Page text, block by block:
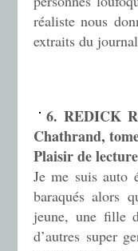
réaliste nous
extraits du
6. REDICK
Chathrand,
Plaisir de
Je me suis auto
baraqués alors
jeune, une fille
d’autres super